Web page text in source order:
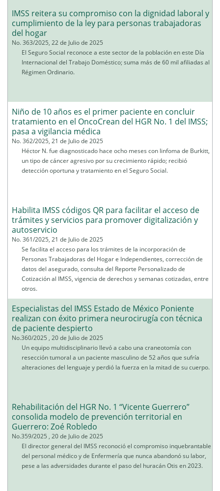
IMSS reitera su compromiso con la dignidad laboral y
cumplimiento de la ley para personas trabajadoras
del hogar
No. 363/2025, 22 de Julio de 2025
El Seguro Social reconoce a este sector de la población en este Día
Internacional del Trabajo Doméstico; suma más de 60 mil afiliadas al
Régimen Ordinario.
Niño de 10 años es el primer paciente en concluir
tratamiento en el OncoCrean del HGR No. 1 del IMSS;
pasa a vigilancia médica
No. 362/2025, 21 de Julio de 2025
Héctor N. fue diagnosticado hace ocho meses con linfoma de Burkitt,
un tipo de cáncer agresivo por su crecimiento rápido; recibió
detección oportuna y tratamiento en el Seguro Social.
Habilita IMSS códigos QR para facilitar el acceso de
trámites y servicios para promover digitalización y
autoservicio
No. 361/2025, 21 de Julio de 2025
Se facilita el acceso para los trámites de la incorporación de
Personas Trabajadoras del Hogar e Independientes, corrección de
datos del asegurado, consulta del Reporte Personalizado de
Cotización al IMSS, vigencia de derechos y semanas cotizadas, entre
otros.
Especialistas del IMSS Estado de México Poniente
realizan con éxito primera neurocirugía con técnica
de paciente despierto
No.360/2025 , 20 de Julio de 2025
Un equipo multidisciplinario llevó a cabo una craneotomía con
resección tumoral a un paciente masculino de 52 años que sufría
alteraciones del lenguaje y perdió la fuerza en la mitad de su cuerpo.
Rehabilitación del HGR No. 1 “Vicente Guerrero”
consolida modelo de prevención territorial en
Guerrero: Zoé Robledo
No.359/2025 , 20 de Julio de 2025
El director general del IMSS reconoció el compromiso inquebrantable
del personal médico y de Enfermería que nunca abandonó su labor,
pese a las adversidades durante el paso del huracán Otis en 2023.